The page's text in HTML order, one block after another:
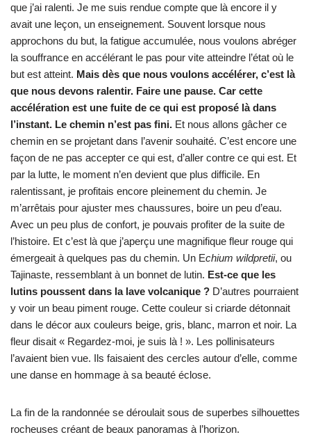
que j’ai ralenti. Je me suis rendue compte que là encore il y
avait une leçon, un enseignement. Souvent lorsque nous
approchons du but, la fatigue accumulée, nous voulons abréger
la souffrance en accélérant le pas pour vite atteindre l’état où le
but est atteint. Mais dès que nous voulons accélérer, c’est là
que nous devons ralentir. Faire une pause. Car cette
accélération est une fuite de ce qui est proposé là dans
l’instant. Le chemin n’est pas fini. Et nous allons gâcher ce
chemin en se projetant dans l’avenir souhaité. C’est encore une
façon de ne pas accepter ce qui est, d’aller contre ce qui est. Et
par la lutte, le moment n’en devient que plus difficile. En
ralentissant, je profitais encore pleinement du chemin. Je
m’arrêtais pour ajuster mes chaussures, boire un peu d’eau.
Avec un peu plus de confort, je pouvais profiter de la suite de
l’histoire. Et c’est là que j’aperçu une magnifique fleur rouge qui
émergeait à quelques pas du chemin. Un Echium wildpretii, ou
Tajinaste, ressemblant à un bonnet de lutin. Est-ce que les
lutins poussent dans la lave volcanique ? D’autres pourraient
y voir un beau piment rouge. Cette couleur si criarde détonnait
dans le décor aux couleurs beige, gris, blanc, marron et noir. La
fleur disait « Regardez-moi, je suis là ! ». Les pollinisateurs
l’avaient bien vue. Ils faisaient des cercles autour d’elle, comme
une danse en hommage à sa beauté éclose.
La fin de la randonnée se déroulait sous de superbes silhouettes
rocheuses créant de beaux panoramas à l’horizon.